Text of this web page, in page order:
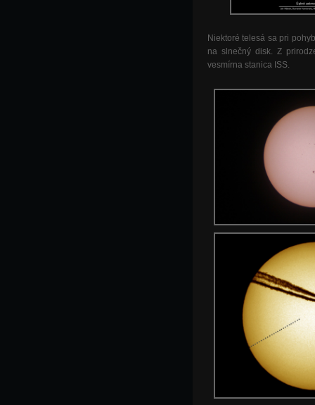
Niektoré telesá sa pri
na slnečný disk. Z
vesmírna stanica ISS.